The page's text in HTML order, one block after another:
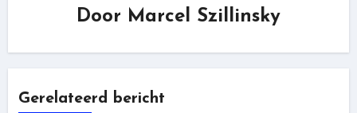
Door Marcel Szillinsky
Gerelateerd bericht